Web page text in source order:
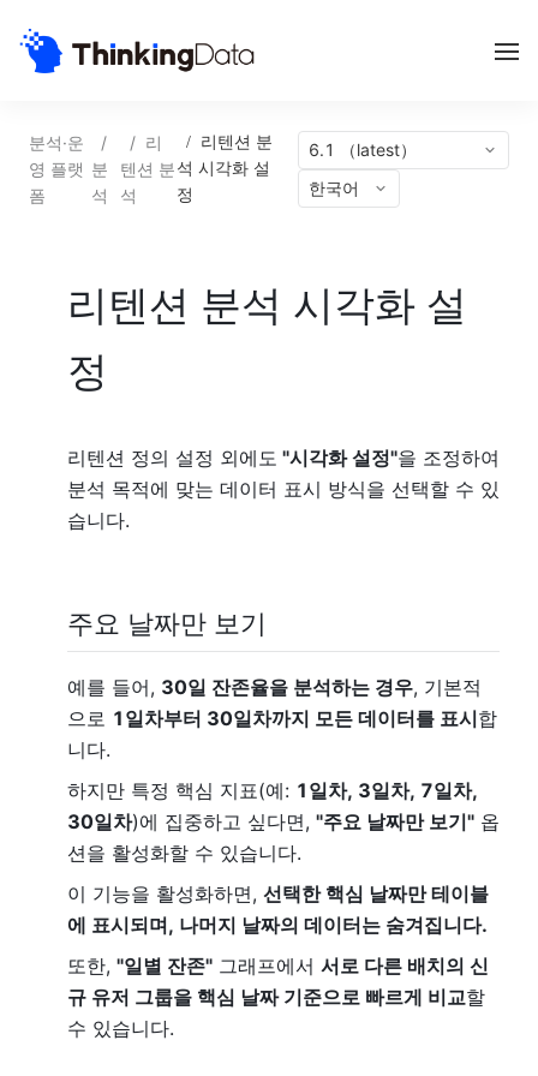
분석·운
영 플랫
폼
/
분
석
/ 리
텐션 분
석
/ 리텐션 분
석 시각화 설
정
6.1 （latest）
한국어
리텐션 분석 시각화 설
정
리텐션 정의 설정 외에도 "시각화 설정"을 조정하여
분석 목적에 맞는 데이터 표시 방식을 선택할 수 있
습니다.
주요 날짜만 보기
예를 들어, 30일 잔존율을 분석하는 경우, 기본적
으로 1일차부터 30일차까지 모든 데이터를 표시합
니다.
하지만 특정 핵심 지표(예: 1일차, 3일차, 7일차,
30일차)에 집중하고 싶다면, "주요 날짜만 보기" 옵
션을 활성화할 수 있습니다.
이 기능을 활성화하면, 선택한 핵심 날짜만 테이블
에 표시되며, 나머지 날짜의 데이터는 숨겨집니다.
또한, "일별 잔존" 그래프에서 서로 다른 배치의 신
규 유저 그룹을 핵심 날짜 기준으로 빠르게 비교할
수 있습니다.